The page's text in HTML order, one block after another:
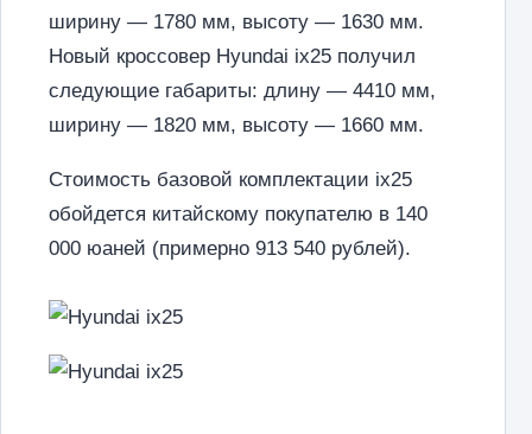
ширину — 1780 мм, высоту — 1630 мм.
Новый кроссовер Hyundai ix25 получил
следующие габариты: длину — 4410 мм,
ширину — 1820 мм, высоту — 1660 мм.
Стоимость базовой комплектации ix25
обойдется китайскому покупателю в 140
000 юаней (примерно 913 540 рублей).